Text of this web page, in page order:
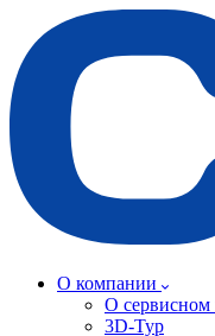
О компании
О сервисном
3D-Тур